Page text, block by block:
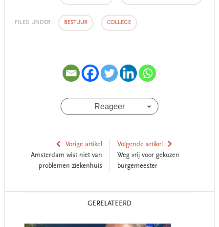
FILED UNDER: BESTUUR , COLLEGE
Reageer
Vorige artikel
Amsterdam wist niet van
problemen ziekenhuis
Volgende artikel
Weg vrij voor gekozen
burgemeester
GERELATEERD